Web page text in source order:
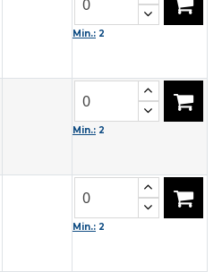
Min.: 2
Min.: 2
Min.: 2